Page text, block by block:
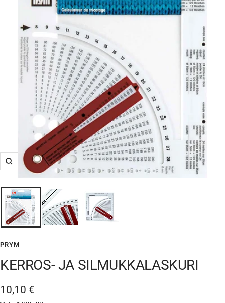
Suurenna
PRYM
KERROS- JA SILMUKKALASKURI
Alennushinta
10,10 €